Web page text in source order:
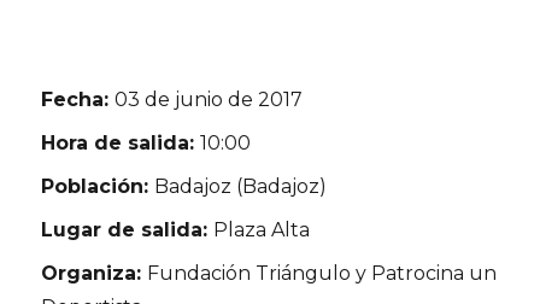
Fecha:03 de junio de 2017
Hora de salida:10:00
Población: Badajoz (Badajoz)
Lugar de salida: Plaza Alta
Organiza: Fundación Triángulo y Patrocina un